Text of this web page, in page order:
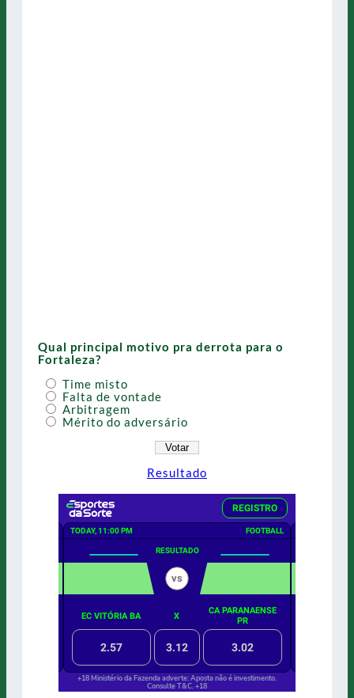
Qual principal motivo pra derrota para o
Fortaleza?
Time misto
Falta de vontade
Arbitragem
Mérito do adversário
Resultado